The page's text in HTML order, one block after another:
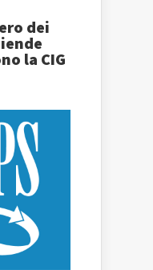
dei
la CIG